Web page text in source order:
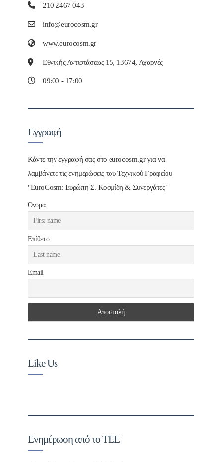
210 2467 043
info@eurocosm.gr
www.eurocosm.gr
Εθνικής Αντιστάσεως 15, 13674, Αχαρνές
09:00 - 17:00
Εγγραφή
Κάντε την εγγραφή σας στο eurocosm.gr για να
λαμβάνετε τις ενημερώσεις του Τεχνικού Γραφείου
"EuroCosm: Ευρώπη Σ. Κοσμίδη & Συνεργάτες"
Όνομα
Επίθετο
Email
Like Us
Ενημέρωση από το ΤΕΕ